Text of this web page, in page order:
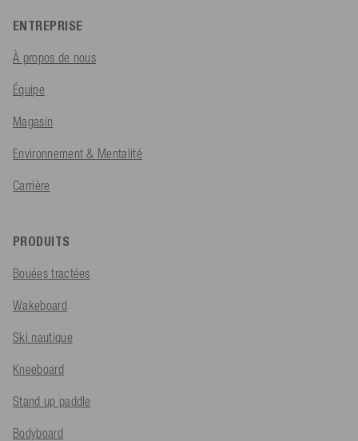
ENTREPRISE
À propos de nous
Équipe
Magasin
Environnement & Mentalité
Carrière
PRODUITS
Bouées tractées
Wakeboard
Ski nautique
Kneeboard
Stand up paddle
Bodyboard